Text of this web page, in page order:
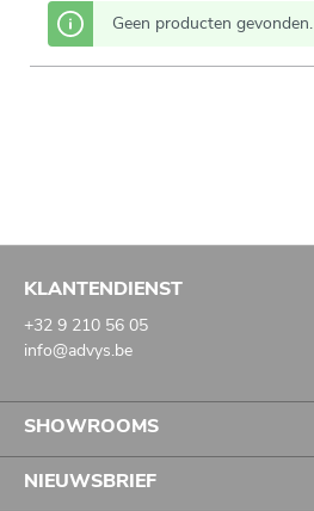
Geen producten gevonden.
KLANTENDIENST
+32 9 210 56 05
info@advys.be
SHOWROOMS
NIEUWSBRIEF